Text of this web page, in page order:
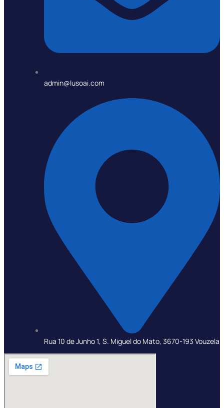
admin@lusoai.com
Rua 10 de Junho 1, S. Miguel do Mato, 3670-193 Vouzela